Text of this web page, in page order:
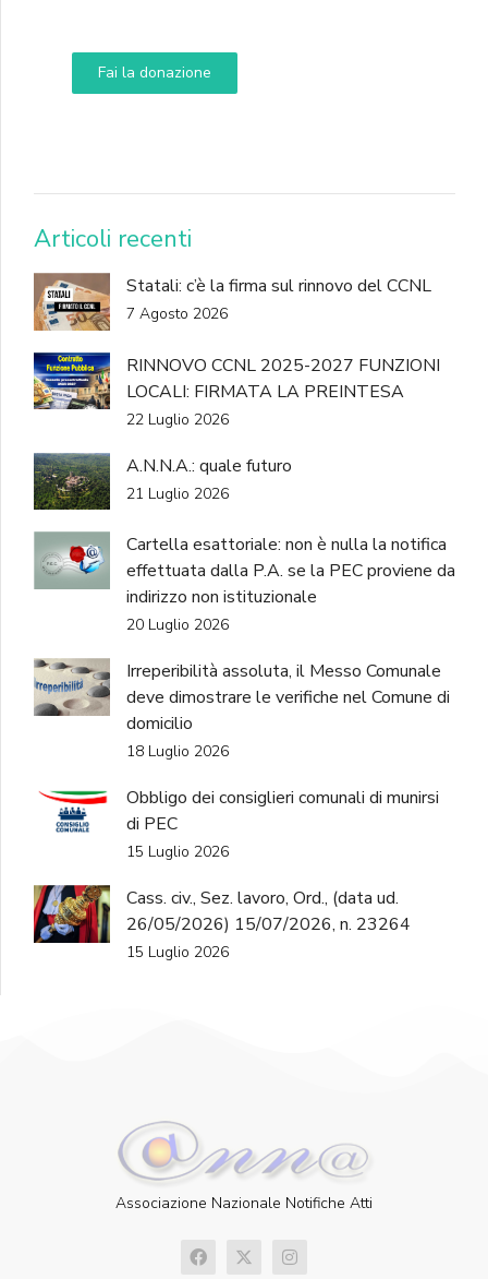
Fai la donazione
DONA
Articoli recenti
Statali: c’è la firma sul rinnovo del CCNL
7 Agosto 2026
RINNOVO CCNL 2025-2027 FUNZIONI
LOCALI: FIRMATA LA PREINTESA
22 Luglio 2026
A.N.N.A.: quale futuro
21 Luglio 2026
Cartella esattoriale: non è nulla la notifica
effettuata dalla P.A. se la PEC proviene da
indirizzo non istituzionale
20 Luglio 2026
Irreperibilità assoluta, il Messo Comunale
deve dimostrare le verifiche nel Comune di
domicilio
18 Luglio 2026
Obbligo dei consiglieri comunali di munirsi
di PEC
15 Luglio 2026
Cass. civ., Sez. lavoro, Ord., (data ud.
26/05/2026) 15/07/2026, n. 23264
15 Luglio 2026
Associazione Nazionale Notifiche Atti